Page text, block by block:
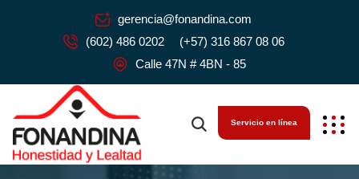
gerencia@fonandina.com
(602) 486 0202
(+57) 316 867 08 06
Calle 47N # 4BN - 85
Servicio en línea